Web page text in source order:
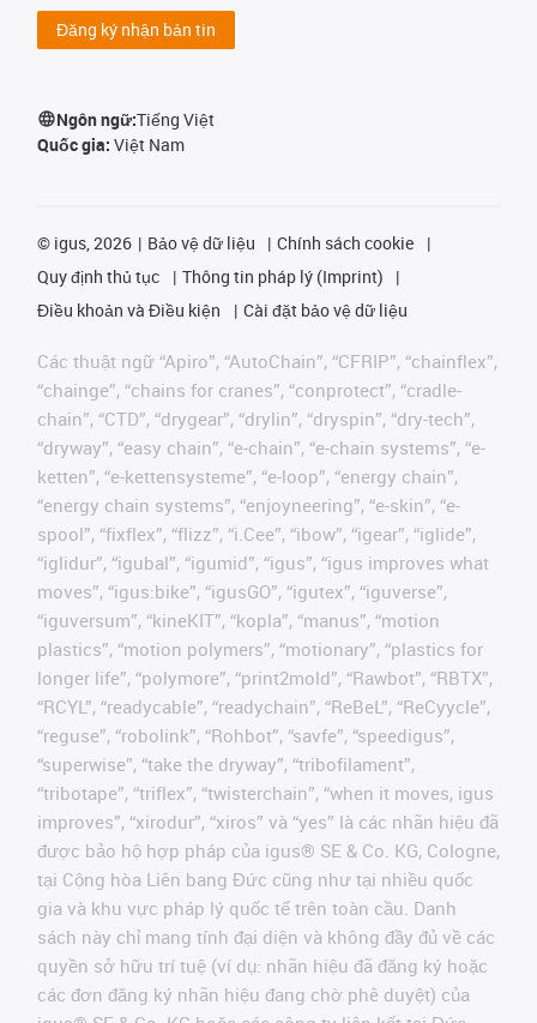
Đăng ký nhận bản tin
Ngôn ngữ:Tiếng Việt
Quốc gia: Việt Nam
© igus, 2026 Bảo vệ dữ liệu
Chính sách cookie
Quy định thủ tục
Thông tin pháp lý (Imprint)
Điều khoản và Điều kiện
Cài đặt bảo vệ dữ liệu
Các thuật ngữ “Apiro”, “AutoChain”, “CFRIP”, “chainflex”,
“chainge”, “chains for cranes”, “conprotect”, “cradle-
chain”, “CTD”, “drygear”, “drylin”, “dryspin”, “dry-tech”,
“dryway”, “easy chain”, “e-chain”, “e-chain systems”, “e-
ketten”, “e-kettensysteme”, “e-loop”, “energy chain”,
“energy chain systems”, “enjoyneering”, “e-skin”, “e-
spool”, “fixflex”, “flizz”, “i.Cee”, “ibow”, “igear”, “iglide”,
“iglidur”, “igubal”, “igumid”, “igus”, “igus improves what
moves”, “igus:bike”, “igusGO”, “igutex”, “iguverse”,
“iguversum”, “kineKIT”, “kopla”, “manus”, “motion
plastics”, “motion polymers”, “motionary”, “plastics for
longer life”, “polymore”, “print2mold”, “Rawbot”, “RBTX”,
“RCYL”, “readycable”, “readychain”, “ReBeL”, “ReCyycle”,
“reguse”, “robolink”, “Rohbot”, “savfe”, “speedigus”,
“superwise”, “take the dryway”, “tribofilament”,
“tribotape”, “triflex”, “twisterchain”, “when it moves, igus
improves”, “xirodur”, “xiros” và “yes” là các nhãn hiệu đã
được bảo hộ hợp pháp của igus® SE & Co. KG, Cologne,
tại Cộng hòa Liên bang Đức cũng như tại nhiều quốc
gia và khu vực pháp lý quốc tế trên toàn cầu. Danh
sách này chỉ mang tính đại diện và không đầy đủ về các
quyền sở hữu trí tuệ (ví dụ: nhãn hiệu đã đăng ký hoặc
các đơn đăng ký nhãn hiệu đang chờ phê duyệt) của